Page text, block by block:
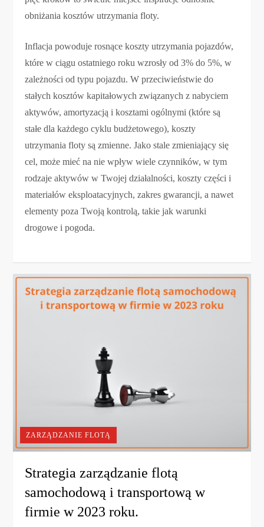
obniżania kosztów utrzymania floty.
Inflacja powoduje rosnące koszty utrzymania pojazdów,
które w ciągu ostatniego roku wzrosły od 3% do 5%, w
zależności od typu pojazdu. W przeciwieństwie do
stałych kosztów kapitałowych związanych z nabyciem
aktywów, amortyzacją i kosztami ogólnymi (które są
stałe dla każdego cyklu budżetowego), koszty
utrzymania floty są zmienne. Jako stale zmieniający się
cel, może mieć na nie wpływ wiele czynników, w tym
rodzaje aktywów w Twojej działalności, koszty części i
materiałów eksploatacyjnych, zakres gwarancji, a nawet
elementy poza Twoją kontrolą, takie jak warunki
drogowe i pogoda.
ZARZĄDZANIE FLOTĄ
Strategia zarządzanie flotą
samochodową i transportową w
firmie w 2023 roku.